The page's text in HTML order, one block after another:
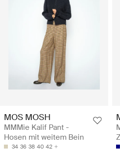
MOS MOSH
MMMie Kalif Pant -
Hosen mit weitem Bein
34 36 38 40 42